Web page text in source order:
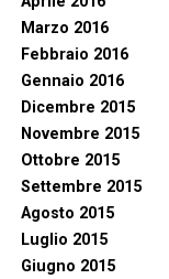
Marzo 2016
Febbraio 2016
Gennaio 2016
Dicembre 2015
Novembre 2015
Ottobre 2015
Settembre 2015
Agosto 2015
Luglio 2015
Giugno 2015